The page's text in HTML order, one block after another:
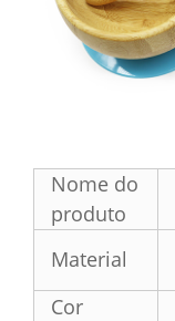
Nome do
produto
Material
Cor